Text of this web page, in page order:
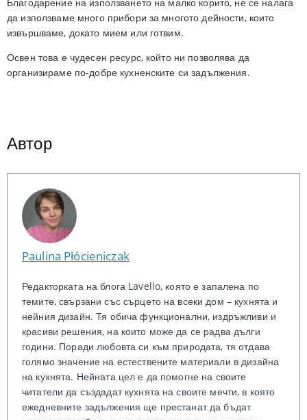
да използваме много прибори за многото дейности, които
извършваме, докато мием или готвим.
Освен това е чудесен ресурс, който ни позволява да
организираме по-добре кухненските си задължения.
Автор
Paulina Płócieniczak
Редакторката на блога Lavello, която е запалена по
темите, свързани със сърцето на всеки дом – кухнята и
нейния дизайн. Тя обича функционални, издръжливи и
красиви решения, на които може да се радва дълги
години. Поради любовта си към природата, тя отдава
голямо значение на естествените материали в дизайна
на кухнята. Нейната цел е да помогне на своите
читатели да създадат кухнята на своите мечти, в която
ежедневните задължения ще престанат да бъдат